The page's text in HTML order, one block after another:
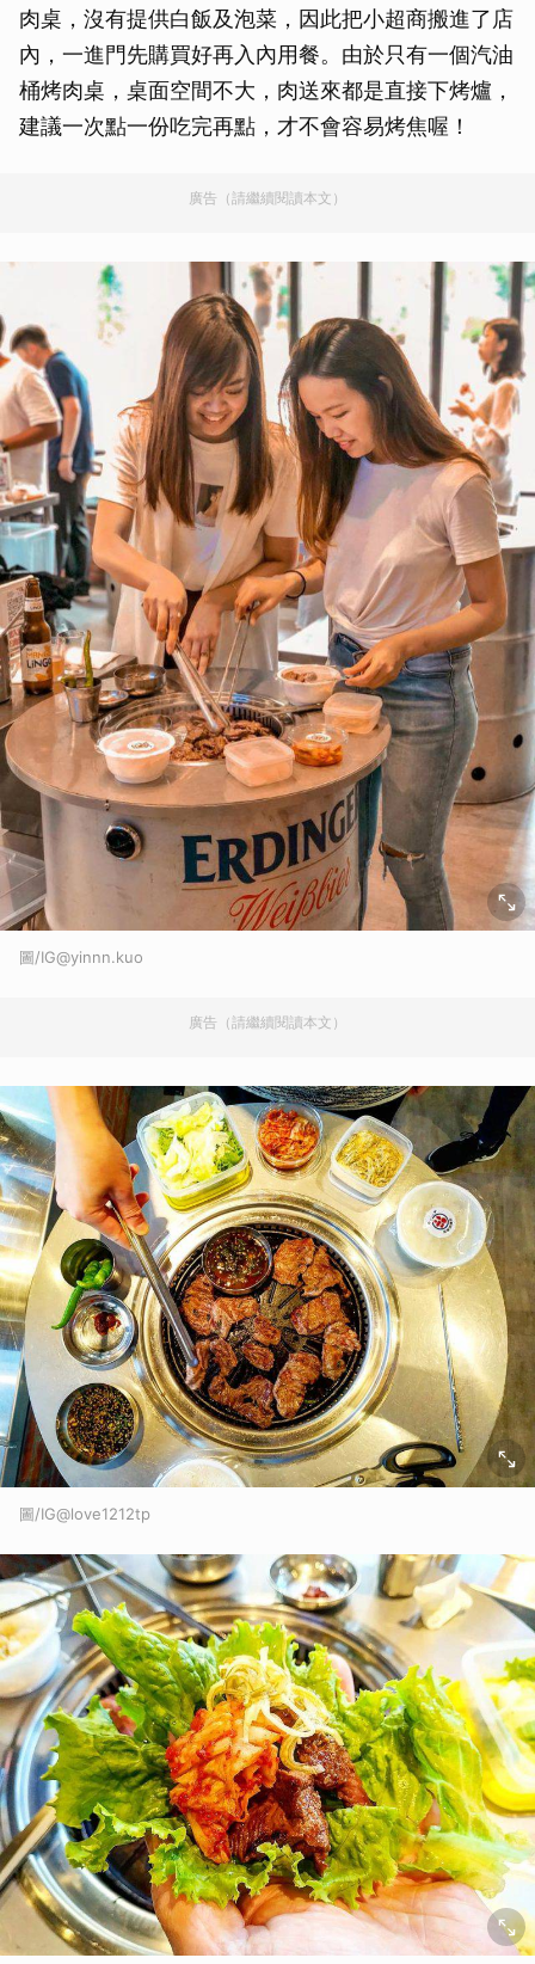
肉桌，沒有提供白飯及泡菜，因此把小超商搬進了店
內，一進門先購買好再入內用餐。由於只有一個汽油
桶烤肉桌，桌面空間不大，肉送來都是直接下烤爐，
建議一次點一份吃完再點，才不會容易烤焦喔！
廣告（請繼續閱讀本文）
圖/IG@yinnn.kuo
廣告（請繼續閱讀本文）
圖/IG@love1212tp